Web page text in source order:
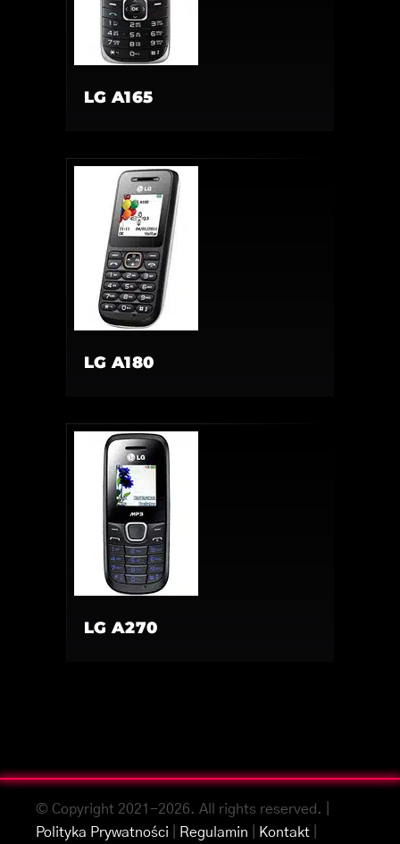
LG A165
LG A180
LG A270
© Copyright 2021-2026. All rights reserved. |
Polityka Prywatności
Regulamin Kontakt